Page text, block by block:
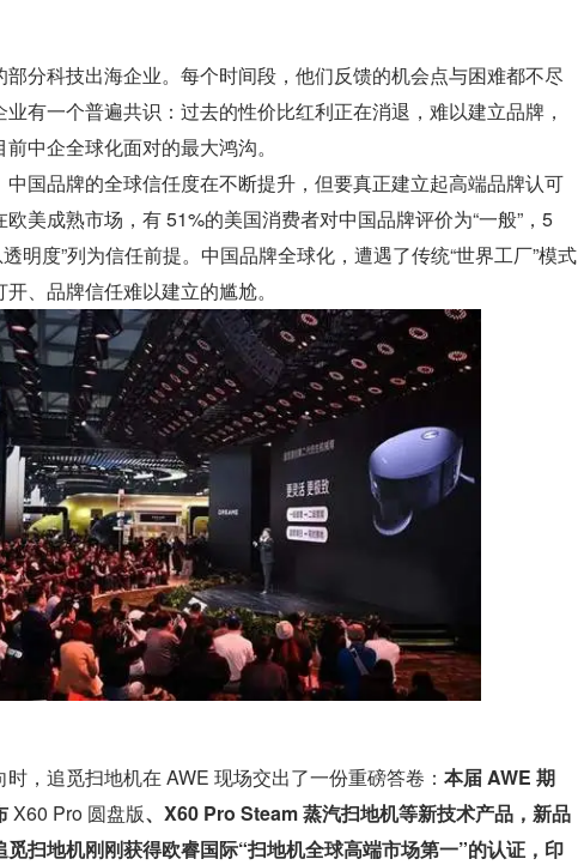
分科技出海企业。每个时间段，他们反馈的机会点与困难都不尽
有一个普遍共识：过去的性价比红利正在消退，难以建立品牌，
中企全球化面对的最大鸿沟。
国品牌的全球信任度在不断提升，但要真正建立起高端品牌认可
美成熟市场，有 51%的美国消费者对中国品牌评价为“一般”，5
明度”列为信任前提。中国品牌全球化，遭遇了传统“世界工厂”模式
、品牌信任难以建立的尴尬。
，追觅扫地机在 AWE 现场交出了一份重磅答卷： 本届 AWE 期
X60 Pro 圆盘版、X60 Pro Steam 蒸汽扫地机等新技术产品，新品
扫地机刚刚获得欧睿国际“扫地机全球高端市场第一”的认证，印